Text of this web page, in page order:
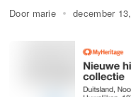
Door marie december